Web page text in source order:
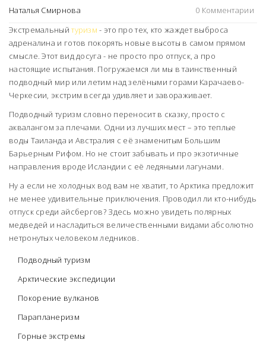
Наталья Смирнова
0 Комментарии
Экстремальныйтуризм - это про тех, кто жаждет выброса
адреналина и готов покорять новые высоты в самом прямом
смысле. Этот вид досуга - не просто про отпуск, а про
настоящие испытания. Погружаемся ли мы в таинственный
подводный мир или летим над зелёными горами Карачаево-
Черкесии, экстрим всегда удивляет и завораживает.
Подводный туризм словно переносит в сказку, просто с
аквалангом за плечами. Одни из лучших мест – это теплые
воды Таиланда и Австралия с её знаменитым Большим
Барьерным Рифом. Но не стоит забывать и про экзотичные
направления вроде Исландии с её ледяными лагунами.
Ну а если не холодных вод вам не хватит, то Арктика предложит
не менее удивительные приключения. Проводил ли кто-нибудь
отпуск среди айсбергов? Здесь можно увидеть полярных
медведей и насладиться величественными видами абсолютно
нетронутых человеком ледников.
Подводный туризм
Арктические экспедиции
Покорение вулканов
Парапланеризм
Горные экстремы